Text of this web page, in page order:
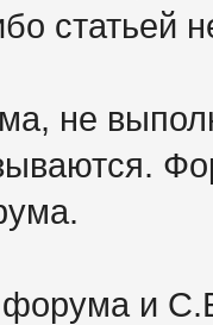
статьей
не
и